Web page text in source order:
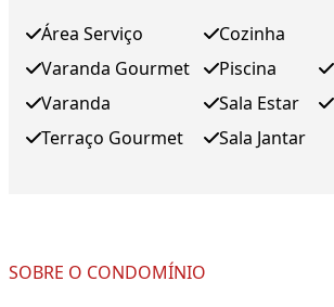
Área Serviço
Varanda Gourmet
Varanda
Terraço Gourmet
Cozinha
Piscina
Sala Estar
Sala Jantar
SOBRE O CONDOMÍNIO